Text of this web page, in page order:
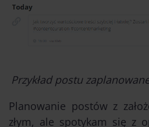
Przykład postu
Planowanie postów z
złym, ale spotykam się z